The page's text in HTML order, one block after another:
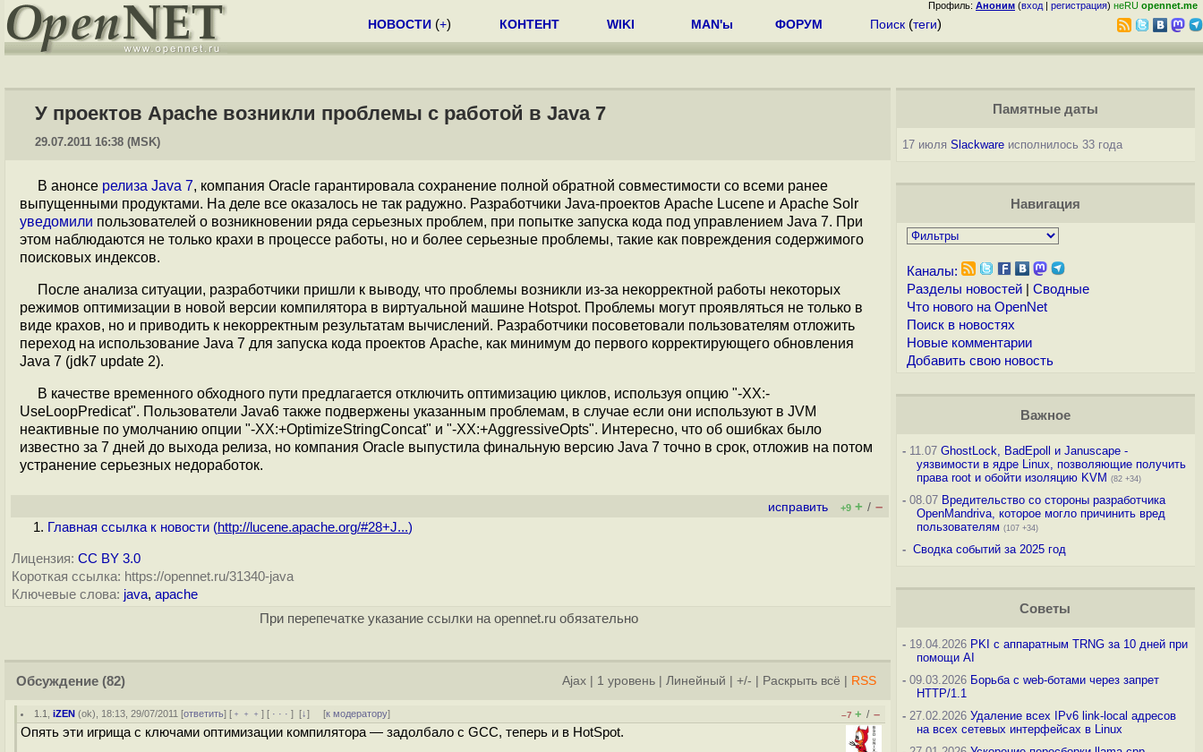
Профиль: Аноним (вход | регистрация) неRU opennet.me
НОВОСТИ (+) КОНТЕНТ WIKI MAN'ы ФОРУМ Поиск (теги)
У проектов Apache возникли проблемы с работой в Java 7
29.07.2011 16:38 (MSK)
В анонсе релиза Java 7, компания Oracle гарантировала сохранение полной обратной совместимости со всеми ранее
выпущенными продуктами. На деле все оказалось не так радужно. Разработчики Java-проектов Apache Lucene и Apache Solr
уведомили пользователей о возникновении ряда серьезных проблем, при попытке запуска кода под управлением Java 7. При
этом наблюдаются не только крахи в процессе работы, но и более серьезные проблемы, такие как повреждения содержимого
поисковых индексов.
После анализа ситуации, разработчики пришли к выводу, что проблемы возникли из-за некорректной работы некоторых
режимов оптимизации в новой версии компилятора в виртуальной машине Hotspot. Проблемы могут проявляться не только в
виде крахов, но и приводить к некорректным результатам вычислений. Разработчики посоветовали пользователям отложить
переход на использование Java 7 для запуска кода проектов Apache, как минимум до первого корректирующего обновления
Java 7 (jdk7 update 2).
В качестве временного обходного пути предлагается отключить оптимизацию циклов, используя опцию "-XX:-
UseLoopPredicat". Пользователи Java6 также подвержены указанным проблемам, в случае если они используют в JVM
неактивные по умолчанию опции "-XX:+OptimizeStringConcat" и "-XX:+AggressiveOpts". Интересно, что об ошибках было
известно за 7 дней до выхода релиза, но компания Oracle выпустила финальную версию Java 7 точно в срок, отложив на потом
устранение серьезных недоработок.
исправить +9 + / –
Главная ссылка к новости (http://lucene.apache.org/#28+J...)
Лицензия: CC BY 3.0
Короткая ссылка: https://opennet.ru/31340-java
Ключевые слова: java, apache
При перепечатке указание ссылки на opennet.ru обязательно
Обсуждение (82) Ajax 1 уровень Линейный +/- Раскрыть всё RSS
1.1 ,iZEN (ok), 18:13, 29/07/2011 [ответить] [ ﹢﹢﹢] [ · · ·][↓] [к модератору] –7 + / –
Опять эти игрища с ключами оптимизации компилятора — задолбало c GCC, теперь и в HotSpot.
Памятные даты
17 июля Slackwareисполнилось 33 года
Навигация
Каналы:
Разделы новостей| Сводные
Что нового на OpenNet
Поиск в новостях
Новые комментарии
Добавить свою новость
Важное
-11.07 GhostLock, BadEpoll и Januscape -
уязвимости в ядре Linux, позволяющие получить
права root и обойти изоляцию KVM (82 +34)
-08.07 Вредительство со стороны разработчика
OpenMandriva, которое могло причинить вред
пользователям (107 +34)
- Сводка событий за 2025 год
Советы
-19.04.2026 PKI с аппаратным TRNG за 10 дней при
помощи AI
-09.03.2026 Борьба с web-ботами через запрет
HTTP/1.1
-27.02.2026 Удаление всех IPv6 link-local адресов
на всех сетевых интерфейсах в Linux